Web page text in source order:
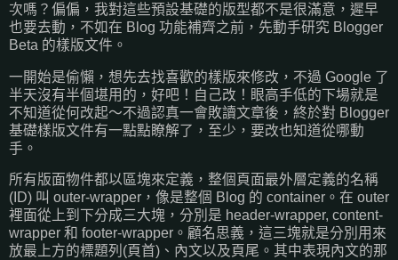
次嗎？偏偏，我對這些預設基礎的版型都不是很滿意，遲早
也要去動，不如在 Blog 功能補齊之前，先動手研究 Blogger
Beta 的樣版文件。
一開始是偷懶，想先去找喜歡的樣版來修改，不過 Google 了
半天沒有半個堪用的，好吧！自己改！眼高手低的下場就是
不知道從何改起～不過認真一會敗讀文章後，終於對 Blogger
基礎樣版文件有一點點瞭解了，至少，要改也知道從哪動
手。
所有版面物件都以區塊來定義，整個頁面最外層定義的名稱
(ID) 叫 outer-wrapper，像是整個 Blog 的 container。在 outer
裡面從上到下分成三大塊，分別是 header-wrapper, content-
wrapper 和 footer-wrapper。顧名思義，這三塊就是分別用來
放最上方的標題列(頁首)、內文以及頁尾。其中表現內文的那